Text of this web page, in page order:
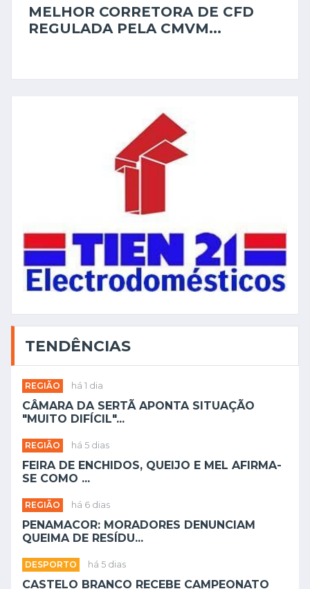
MELHOR CORRETORA DE CFD
REGULADA PELA CMVM...
TENDÊNCIAS
REGIÃO há 1 dia
CÂMARA DA SERTÃ APONTA SITUAÇÃO
"MUITO DIFÍCIL"...
REGIÃO há 5 dias
FEIRA DE ENCHIDOS, QUEIJO E MEL AFIRMA-
SE COMO ...
REGIÃO há 6 dias
PENAMACOR: MORADORES DENUNCIAM
QUEIMA DE RESÍDU...
DESPORTO há 5 dias
CASTELO BRANCO RECEBE CAMPEONATO